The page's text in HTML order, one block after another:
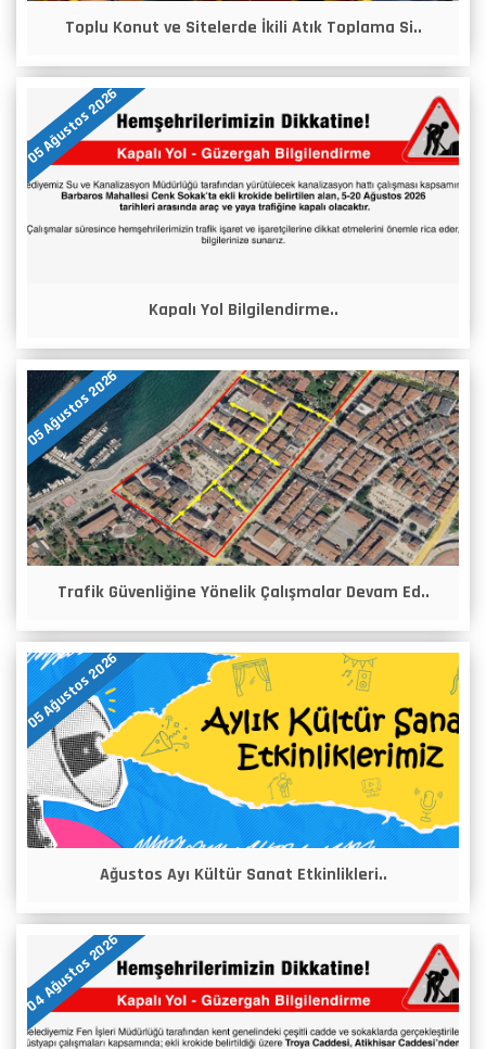
Toplu Konut ve Sitelerde İkili Atık Toplama Si..
05 Ağustos 2026
Kapalı Yol Bilgilendirme..
05 Ağustos 2026
Trafik Güvenliğine Yönelik Çalışmalar Devam Ed..
05 Ağustos 2026
Ağustos Ayı Kültür Sanat Etkinlikleri..
04 Ağustos 2026